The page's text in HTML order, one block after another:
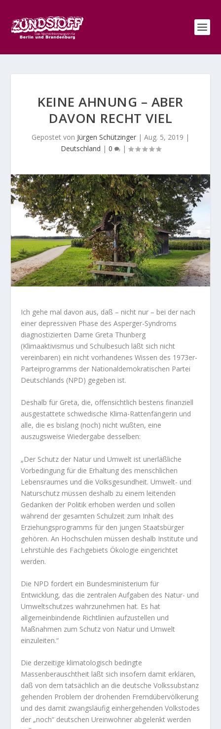
KEINE AHNUNG – ABER
DAVON RECHT VIEL
Gepostet von Jürgen Schützinger | Aug. 5, 2019 |
Deutschland | 0 |
Ich gehe mal davon aus, daß – nicht nur – bei der nach
einer depressiven Phase des Asperger-Syndroms
diagnostizierten Dame Greta Thunberg
(Klimaaktivismus und Schulbesuch läßt sich nicht
vereinbaren) ein nicht vorhandenes Wissen des 1973er-
Parteiprogramms der Nationaldemokratischen Partei
Deutschlands (NPD) gegeben ist.
Deshalb für Greta, die, offensichtlich bestens finanziell
ausgestattete schwedische Klima-Rattenfängerin und
alle, die es bislang (noch) nicht wußten, eine
auszugsweise Wiedergabe desselben:
„Der Schutz der Natur und Umwelt ist unerläßliche
Vorbedingung für die Erhaltung des menschlichen
Lebensraumes und die Volksgesundheit. Umwelt- und
Naturschutz müssen deshalb zu einem leitenden
Gedanken der Politik erhoben werden und sollen
während der gesamten Schulzeit zum Inhalt des
Erziehungsprogramms für den jungen Staatsbürger
gehören. An Hochschulen müssen deshalb Institute und
Lehrstühle des Fachgebiets Ökologie eingerichtet
werden.
Die NPD fordert ein Bundesministerium für
Entwicklung, das die zentralen Aufgaben des Natur- und
Umweltschutzes wahrzunehmen hat. Es hat
allgemeinbindende Richtlinien aufzustellen und
Maßnahmen zum Schutz von Natur und Umwelt
einzuleiten.“
Die derzeitige klimatologisch bedingte
Massenberauschtheit läßt sich insofern damit erklären,
daß von dem tatsächlich an die deutsche Volkssubstanz
gehenden Problem der drohenden Fremdübervölkerung
und des damit zwangsläufig einhergehenden Volkstodes
der „noch“ deutschen Ureinwohner abgelenkt werden